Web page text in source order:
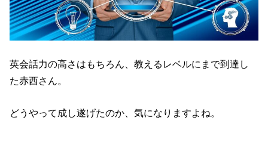
英会話力の高さはもちろん、教えるレベルにまで到達し
た赤西さん。
どうやって成し遂げたのか、気になりますよね。